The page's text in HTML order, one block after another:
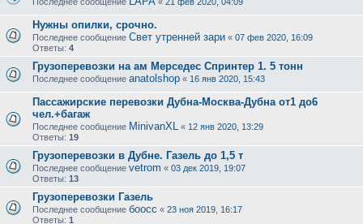
Нужны опилки, срочно.
Последнее сообщение Свет утренней зари « 07 фев 2020, 16:09
Ответы: 4
Грузоперевозки на ам Мерседес Спринтер 1. 5 тонн
Последнее сообщение anatolshop « 16 янв 2020, 15:43
Пассажирские перевозки Дубна-Москва-Дубна от1 до6
чел.+багаж
Последнее сообщение MinivanXL « 12 янв 2020, 13:29
Ответы: 19
Грузоперевозки в Дубне. Газель до 1,5 т
Последнее сообщение vetrom « 03 дек 2019, 19:07
Ответы: 13
Грузоперевозки Газель
Последнее сообщение боосс « 23 ноя 2019, 16:17
Ответы: 1